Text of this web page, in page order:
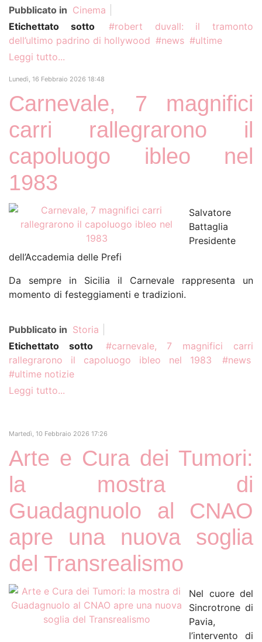
Pubblicato in Cinema
Etichettato sotto
robert duvall: il tramonto
dell’ultimo padrino di hollywood
news
ultime
Leggi tutto...
Lunedì, 16 Febbraio 2026 18:48
Carnevale, 7 magnifici
carri rallegrarono il
capoluogo ibleo nel
1983
Salvatore
Battaglia
Presidente
dell’Accademia delle Prefi
Da sempre in Sicilia il Carnevale rappresenta un
momento di festeggiamenti e tradizioni.
Pubblicato in Storia
Etichettato sotto
carnevale, 7 magnifici carri
rallegrarono il capoluogo ibleo nel 1983
news
ultime notizie
Leggi tutto...
Martedì, 10 Febbraio 2026 17:26
Arte e Cura dei Tumori:
la mostra di
Guadagnuolo al CNAO
apre una nuova soglia
del Transrealismo
Nel cuore del
Sincrotrone di
Pavia,
l’intervento di